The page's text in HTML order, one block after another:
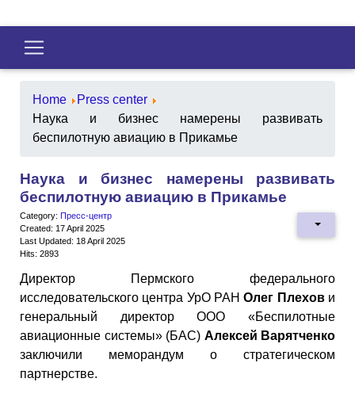
Home
Press center
Наука и бизнес намерены развивать
беспилотную авиацию в Прикамье
Наука и бизнес намерены развивать
беспилотную авиацию в Прикамье
Category: Пресс-центр
Created: 17 April 2025
Last Updated: 18 April 2025
Hits: 2893
Директор Пермского федерального
исследовательского центра УрО РАНОлег Плехови
генеральный директор ООО «Беспилотные
авиационные системы» (БАС) Алексей Варятченко
заключили меморандум о стратегическом
партнерстве.